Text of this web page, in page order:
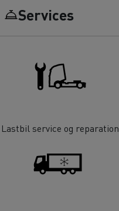
Services
Lastbil service og reparation